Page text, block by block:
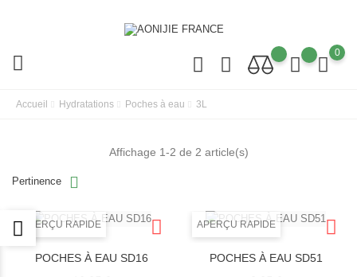
0
Accueil Hydratations Poches à eau 3L
Pertinence
Affichage 1-2 de 2 article(s)
APERÇU RAPIDE
POCHES À EAU SD16
APERÇU RAPIDE
POCHES À EAU SD51